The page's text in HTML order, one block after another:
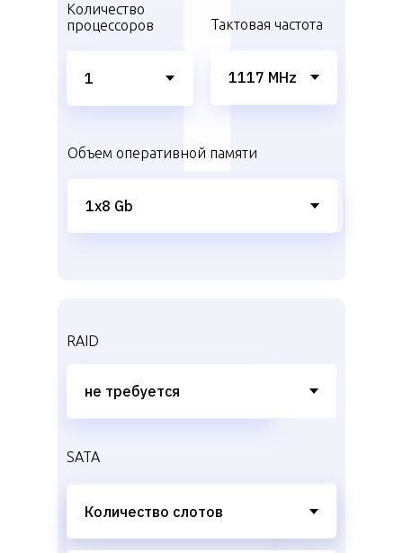
Количество
процессоров
Тактовая частота
Объем оперативной памяти
SATA
RAID